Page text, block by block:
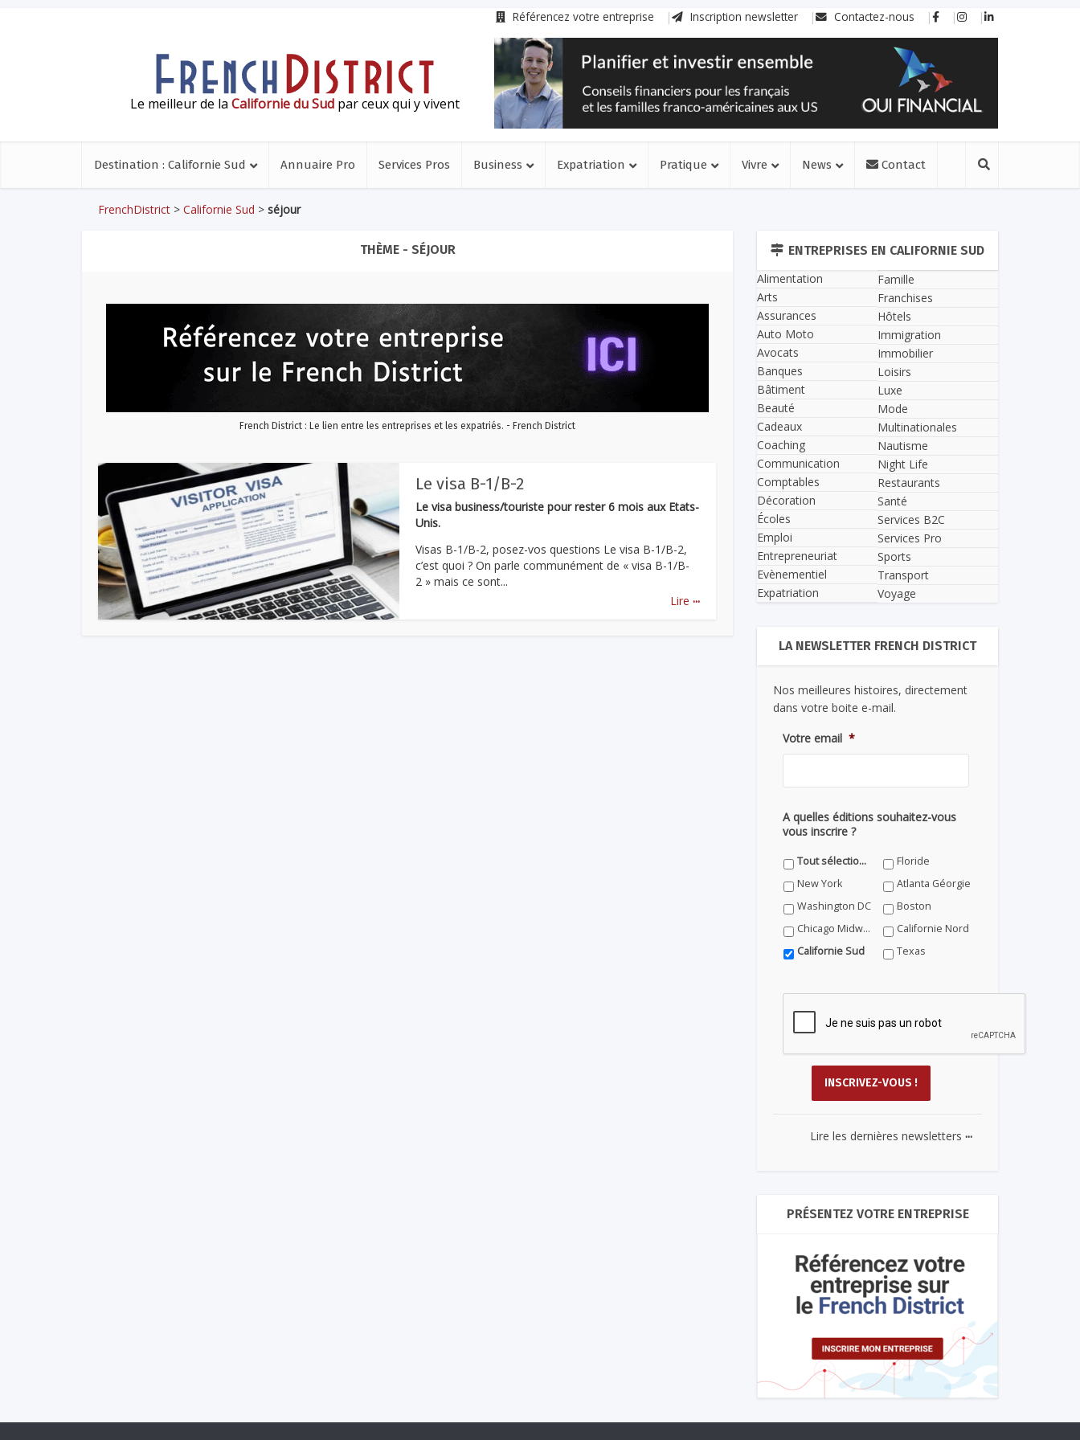
Référencez votre entreprise Inscription newsletter Contactez-nous
Le meilleur de la Californie du Sud par ceux qui y vivent
Destination : Californie Sud Annuaire Pro Services Pros Business Expatriation Pratique Vivre News Contact
FrenchDistrict > Californie Sud > séjour
THÈME - SÉJOUR
French District : Le lien entre les entreprises et les expatriés. - French District
Le visa B-1/B-2
Le visa business/touriste pour rester 6 mois aux Etats-
Unis.
Visas B-1/B-2, posez-vos questions Le visa B-1/B-2,
c’est quoi ? On parle communément de « visa B-1/B-
2 » mais ce sont...
Lire ...
ENTREPRISES EN CALIFORNIE SUD
Alimentation
Arts
Assurances
Auto Moto
Avocats
Banques
Bâtiment
Beauté
Cadeaux
Coaching
Communication
Comptables
Décoration
Écoles
Emploi
Entrepreneuriat
Evènementiel
Expatriation
Famille
Franchises
Hôtels
Immigration
Immobilier
Loisirs
Luxe
Mode
Multinationales
Nautisme
Night Life
Restaurants
Santé
Services B2C
Services Pro
Sports
Transport
Voyage
LA NEWSLETTER FRENCH DISTRICT
Nos meilleures histoires, directement
dans votre boite e-mail.
Votre email *
A quelles éditions souhaitez-vous
vous inscrire ?
Tout sélectionner
Floride
New York
Atlanta Géorgie
Washington DC
Boston
Chicago Midwest
Californie Nord
Californie Sud
Texas
Lire les dernières newsletters ...
PRÉSENTEZ VOTRE ENTREPRISE